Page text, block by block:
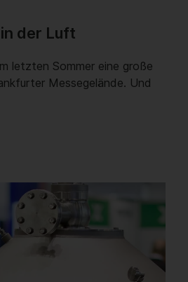
der Luft
letzten Sommer eine große
Messegelände. Und